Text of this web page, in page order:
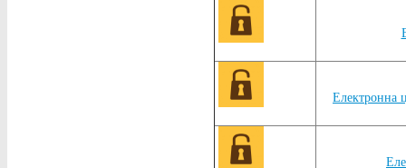
Електронна